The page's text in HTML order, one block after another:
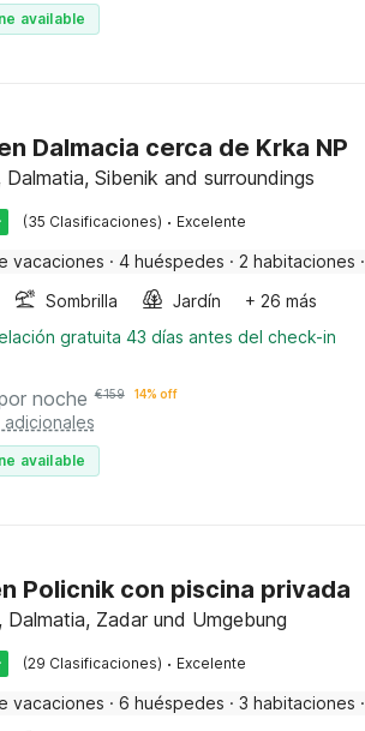
available
Dalmacia cerca de Krka NP
Dalmatia, Sibenik and surroundings
(35 Clasificaciones) · Excelente
vacaciones · 4 huéspedes · 2 habitaciones ·
Sombrilla Jardín
+ 26 más
gratuita 43 días antes del check-in
noche €159 14% off
adicionales
available
Policnik con piscina privada
Dalmatia, Zadar und Umgebung
(29 Clasificaciones) · Excelente
vacaciones · 6 huéspedes · 3 habitaciones ·